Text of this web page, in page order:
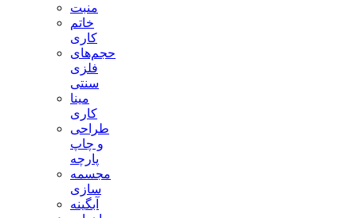
منبت
خاتم
کاری
حجم‌های
فلزی
سنتی
مینا
کاری
طراحی
و چاپ
پارچه
مجسمه
سازی
آبگینه